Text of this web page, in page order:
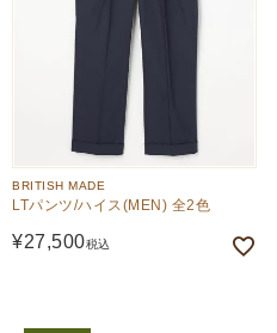
BRITISH MADE
LTパンツ/ハイス(MEN) 全2色
¥27,500税込